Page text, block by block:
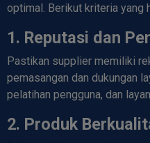
optimal. Berikut kriteria yang
1. Reputasi dan
Pastikan supplier memiliki
pemasangan dan dukungan
pelatihan pengguna, dan
2. Produk